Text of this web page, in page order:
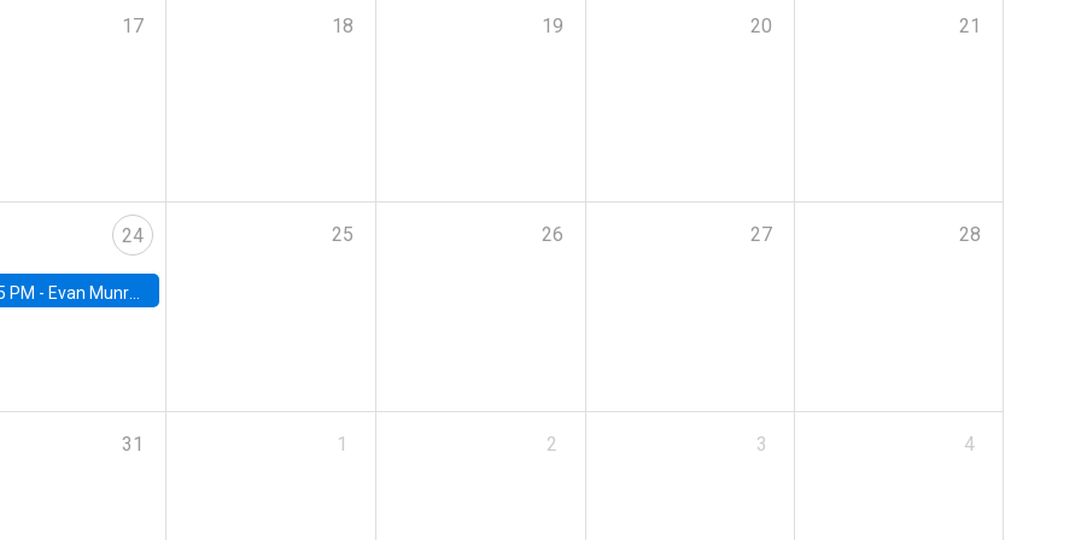
17 18 19 20 21
24
PM - Evan Munro, Neyman Visiting Assistant Professor in the Department of Statistics at UC Berkeley
25 26 27 28
31 1 2 3 4